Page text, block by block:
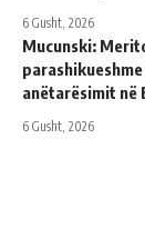
6 Gusht, 2026
Mucunski:
anëtarësimit në
6 Gusht, 2026